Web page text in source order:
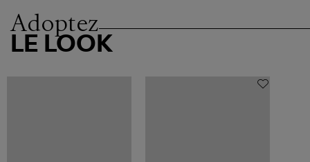
Adoptez
LE LOOK